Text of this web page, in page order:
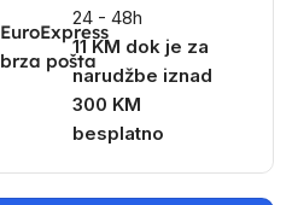
EuroExpress
brza pošta
24 - 48h
11 KM dok je za
narudžbe iznad
300 KM
besplatno